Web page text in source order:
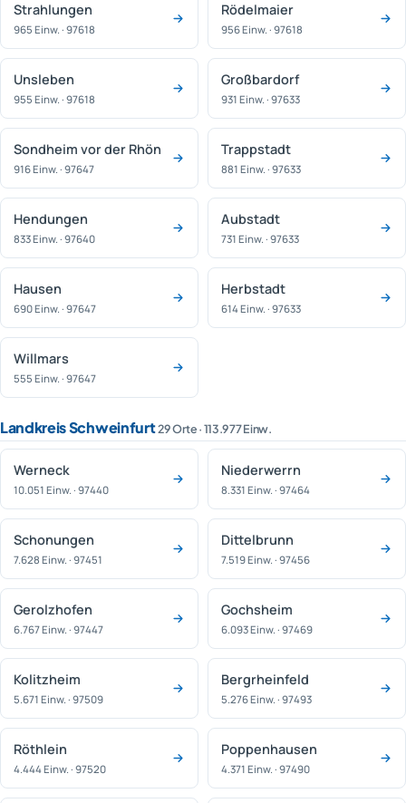
Strahlungen
965 Einw. · 97618
Rödelmaier
956 Einw. · 97618
Unsleben
955 Einw. · 97618
Großbardorf
931 Einw. · 97633
Sondheim vor der Rhön
916 Einw. · 97647
Trappstadt
881 Einw. · 97633
Hendungen
833 Einw. · 97640
Aubstadt
731 Einw. · 97633
Hausen
690 Einw. · 97647
Herbstadt
614 Einw. · 97633
Willmars
555 Einw. · 97647
Landkreis Schweinfurt29 Orte · 113.977 Einw.
Werneck
10.051 Einw. · 97440
Niederwerrn
8.331 Einw. · 97464
Schonungen
7.628 Einw. · 97451
Dittelbrunn
7.519 Einw. · 97456
Gerolzhofen
6.767 Einw. · 97447
Gochsheim
6.093 Einw. · 97469
Kolitzheim
5.671 Einw. · 97509
Bergrheinfeld
5.276 Einw. · 97493
Röthlein
4.444 Einw. · 97520
Poppenhausen
4.371 Einw. · 97490